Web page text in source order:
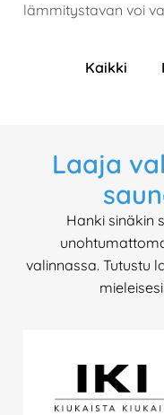
Kaikki
lämmitystavan voi
Laaja
Hanki sinäkin
valinnassa. Tutustu